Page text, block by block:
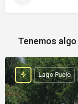
Tenemos
Lago Puelo